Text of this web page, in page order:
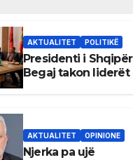
AKTUALITET POLITIKË
Presidenti i
Begaj takon liderët
AKTUALITET OPINIONE
Njerka pa ujë